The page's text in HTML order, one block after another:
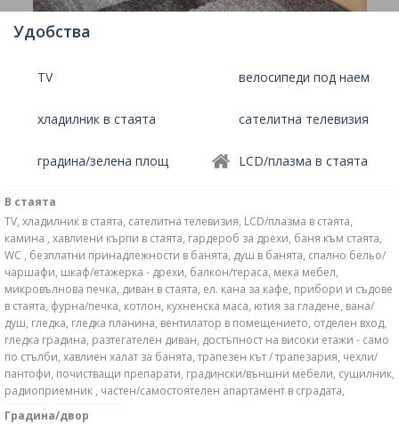
Удобства
TV велосипеди под наем
хладилник в стаята сателитна телевизия
градина/зелена площ LCD/плазма в стаята
В стаята
TV, хладилник в стаята, сателитна телевизия, LCD/плазма в стаята,
камина , хавлиени кърпи в стаята, гардероб за дрехи, баня към стаята,
WC , безплатни принадлежности в банята, душ в банята, спално бельо/
чаршафи, шкаф/етажерка - дрехи, балкон/тераса, мека мебел,
микровълнова печка, диван в стаята, ел. кана за кафе, прибори и съдове
в стаята, фурна/печка, котлон, кухненска маса, ютия за гладене, вана/
душ, гледка, гледка планина, вентилатор в помещението, отделен вход,
гледка градина, разтегателен диван, достъпност на високи етажи - само
по стълби, хавлиен халат за банята, трапезен кът / трапезария, чехли/
пантофи, почистващи препарати, градински/външни мебели, сушилник,
радиоприемник , частен/самостоятелен апартамент в сградата,
Градина/двор